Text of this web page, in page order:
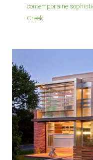
contemporaine
Creek